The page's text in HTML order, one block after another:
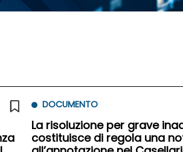
DOCUMENTO
La risoluzione per grave
costituisce di regola una